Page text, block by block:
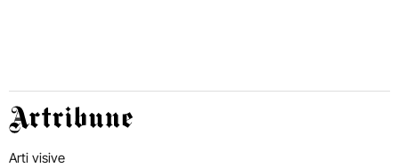
Artribune
Arti visive